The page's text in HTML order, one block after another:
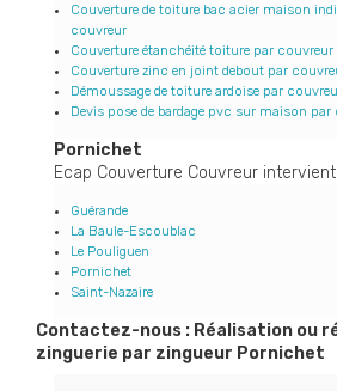
Couverture de toiture bac acier maison
couvreur
Couverture étanchéité toiture par couvreur
Couverture zinc en joint debout par
Démoussage de toiture ardoise par
Devis pose de bardage pvc sur maison par
Pornichet
Ecap Couverture Couvreur
Guérande
La Baule-Escoublac
Le Pouliguen
Pornichet
Saint-Nazaire
Contactez-nous : Réalisation ou
zinguerie par zingueur Pornichet